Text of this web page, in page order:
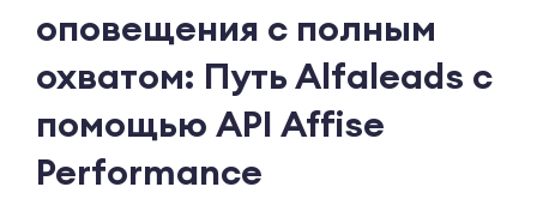
оповещения с полным
охватом: Путь Alfaleads с
помощью API Affise
Performance